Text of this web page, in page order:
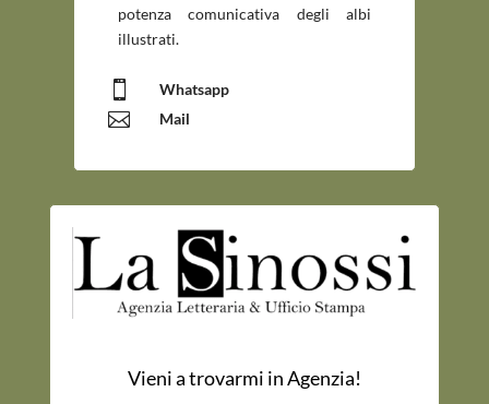
potenza comunicativa degli albi
illustrati.
 Whatsapp
 Mail
Vieni a trovarmi in Agenzia!